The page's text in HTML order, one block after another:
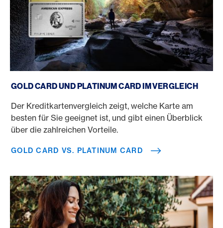
GOLD CARD UND PLATINUM CARD IM VERGLEICH
Der Kreditkartenvergleich zeigt, welche Karte am
besten für Sie geeignet ist, und gibt einen Überblick
über die zahlreichen Vorteile.
GOLD CARD VS. PLATINUM CARD